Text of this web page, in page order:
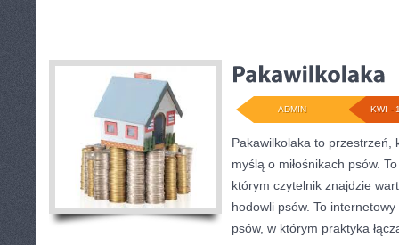
KWI -
ADMIN
Pakawilkolaka to przestrzeń,
myślą o miłośnikach psów.
którym czytelnik znajdzie
hodowli psów. To
psów, w którym praktyka